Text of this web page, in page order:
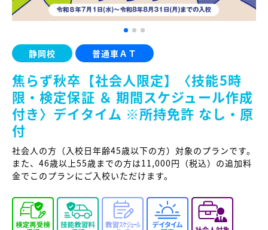
静岡校 普通車ＡＴ
焦らず秋卒【社会人限定】〈技能5時
限・検定保証 ＆ 期間スケジュール作成
付き〉デイタイム ※所持免許 なし・原
付
社会人の方（入校日年齢45歳以下の方）対象のプランです。
また、46歳以上55歳までの方は11,000円（税込）の追加料
金でこのプランにご入校いただけます。